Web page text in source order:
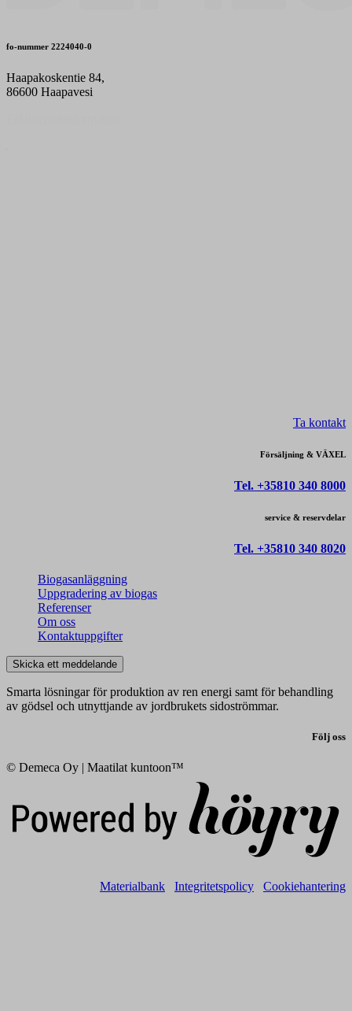
fo-nummer 2224040-0
Haapakoskentie 84,
86600 Haapavesi
Ta kontakt
Försäljning & VÄXEL
Tel. +35810 340 8000
service & reservdelar
Tel. +35810 340 8020
Biogasanläggning
Uppgradering av biogas
Referenser
Om oss
Kontaktuppgifter
Skicka ett meddelande
Smarta lösningar för produktion av ren energi samt för behandling
av gödsel och utnyttjande av jordbrukets sidoströmmar.
Följ oss
© Demeca Oy | Maatilat kuntoon™
Materialbank Integritetspolicy Cookiehantering